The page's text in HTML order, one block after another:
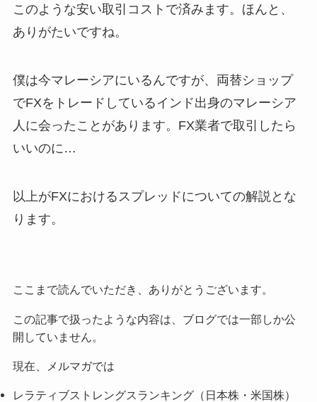
このような安い取引コストで済みます。ほんと、
ありがたいですね。
僕は今マレーシアにいるんですが、両替ショップ
でFXをトレードしているインド出身のマレーシア
人に会ったことがあります。FX業者で取引したら
いいのに…
以上がFXにおけるスプレッドについての解説とな
ります。
ここまで読んでいただき、ありがとうございます。
この記事で扱ったような内容は、ブログでは一部しか公
開していません。
現在、メルマガでは
レラティブストレングスランキング（日本株・米国株）